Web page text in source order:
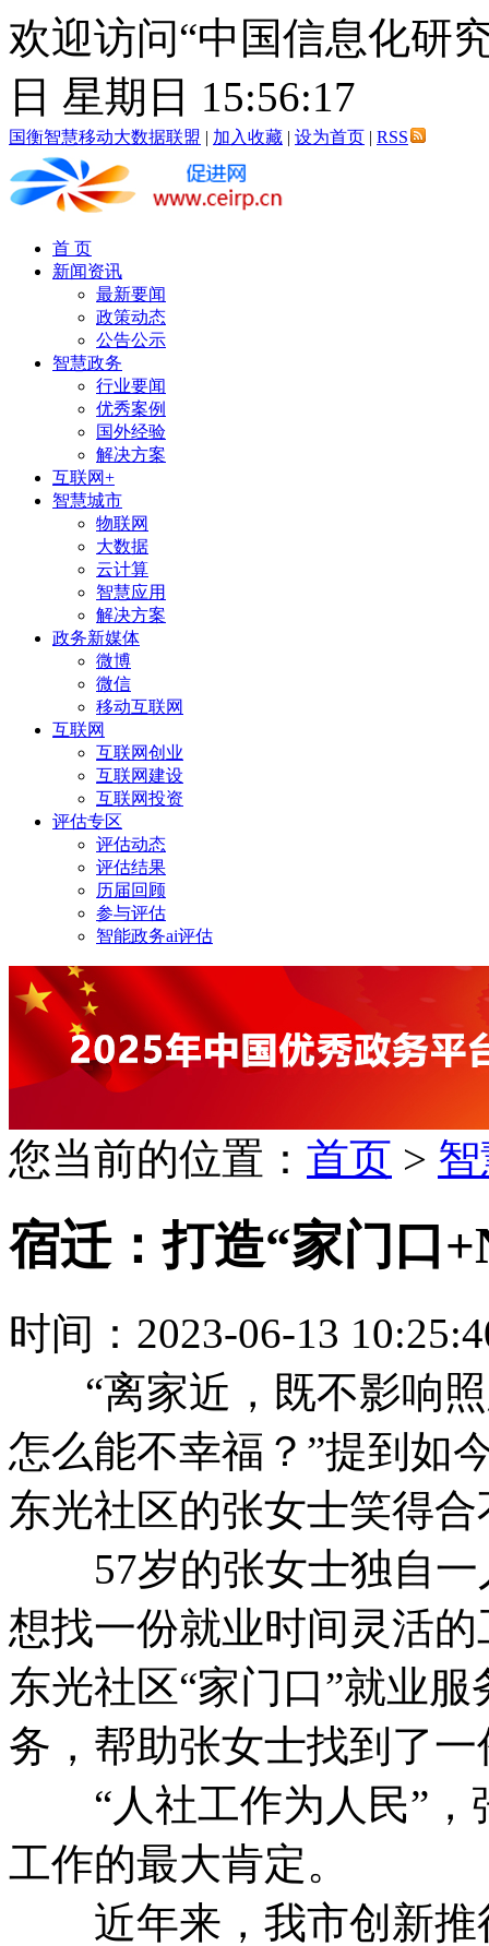
欢迎访问“中国信息化研
日 星期日 15:56:18
国衡智慧移动大数据联盟 | 加入收藏 | 设为首页 | RSS
首 页
新闻资讯
最新要闻
政策动态
公告公示
智慧政务
行业要闻
优秀案例
国外经验
解决方案
互联网+
智慧城市
物联网
大数据
云计算
智慧应用
解决方案
政务新媒体
微博
微信
移动互联网
互联网
互联网创业
互联网建设
互联网投资
评估专区
评估动态
评估结果
历届回顾
参与评估
智能政务ai评估
您当前的位置： 首页 >
宿迁：打造“家门口
时间：2023-06-13
“离家近，既不影响照
怎么能不幸福？”提到如
东光社区的张女士笑得
57岁的张女士独自一
想找一份就业时间灵活
东光社区“家门口”就业
务，帮助张女士找到了
“人社工作为人民”，
工作的最大肯定。
近年来，我市创新推